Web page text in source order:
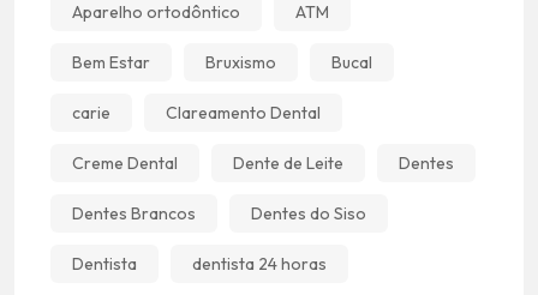
Aparelho ortodôntico ATM
Bem Estar Bruxismo Bucal
carie Clareamento Dental
Creme Dental Dente de Leite Dentes
Dentes Brancos Dentes do Siso
Dentista dentista 24 horas